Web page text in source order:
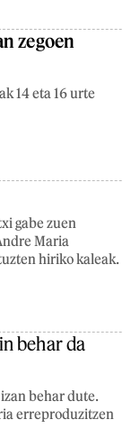
zegoen
14 eta 16 urte
gabe zuen
Maria
hiriko kaleak.
behar da
behar dute.
erreproduzitzen